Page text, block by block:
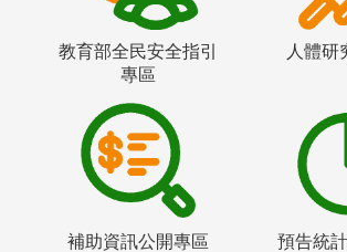
教育部全民安全指引
專區
人體研
補助資訊公開專區
預告統